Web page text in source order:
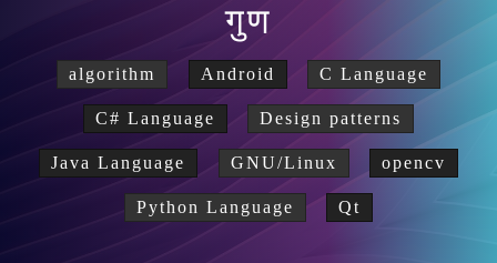
गुण
algorithm Android C Language
C# Language Design patterns
Java Language GNU/Linux opencv
Python Language Qt